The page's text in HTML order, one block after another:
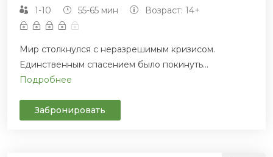
1-10 55-65 мин Возраст: 14+
Мир столкнулся с неразрешимым кризисом.
Единственным спасением было покинуть...
Подробнее
Забронировать